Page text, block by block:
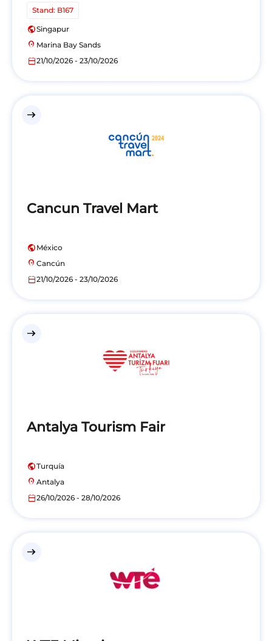
Stand: B167
publicSingapur
location_on Marina Bay Sands
calendar_today21/10/2026 - 23/10/2026
east
Cancun Travel Mart
public México
location_on Cancún
calendar_today21/10/2026 - 23/10/2026
east
Antalya Tourism Fair
publicTurquía
location_on Antalya
calendar_today26/10/2026 - 28/10/2026
east